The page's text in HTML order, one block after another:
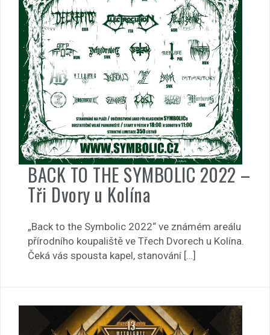
BACK TO THE SYMBOLIC 2022 –
Tři Dvory u Kolína
„Back to the Symbolic 2022“ ve známém areálu
přírodního koupaliště ve Třech Dvorech u Kolína.
Čeká vás spousta kapel, stanování […]